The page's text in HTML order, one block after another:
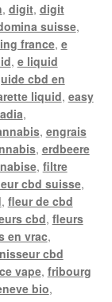
, digit, digit
suisse,
france, e
, e liquid
cbd en
liquid, easy
,
, engrais
, erdbeere
, filtre
cbd suisse,
, fleur de cbd
cbd, fleurs
en vrac,
cbd
vape, fribourg
bio,